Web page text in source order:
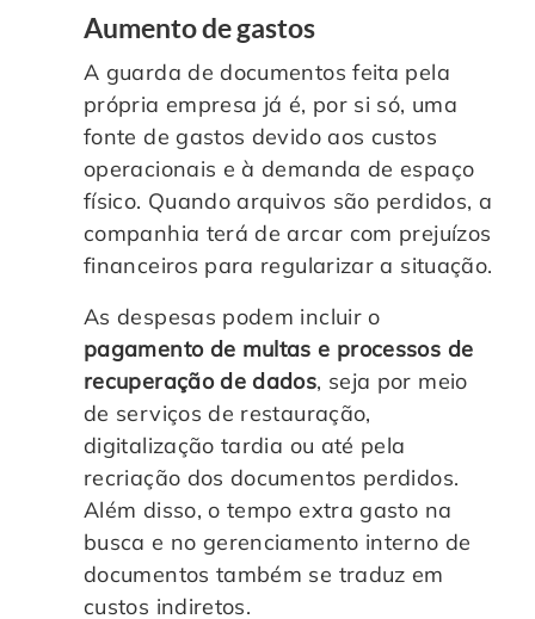
Aumento de gastos
A guarda de documentos feita pela
própria empresa já é, por si só, uma
fonte de gastos devido aos custos
operacionais e à demanda de espaço
físico. Quando arquivos são perdidos, a
companhia terá de arcar com prejuízos
financeiros para regularizar a situação.
As despesas podem incluir o
pagamento de multas e processos de
recuperação de dados, seja por meio
de serviços de restauração,
digitalização tardia ou até pela
recriação dos documentos perdidos.
Além disso, o tempo extra gasto na
busca e no gerenciamento interno de
documentos também se traduz em
custos indiretos.